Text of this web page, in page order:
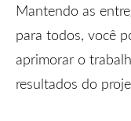
Mantendo as
para todos, você
aprimorar o
resultados do